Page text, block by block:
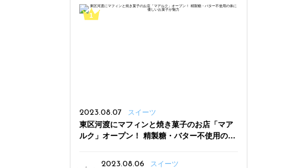
2023.08.07 スイーツ
東区河渡にマフィンと焼き菓子のお店「マア
ルク」オープン！ 精製糖・バター不使用の体
2023.08.06
スイーツ